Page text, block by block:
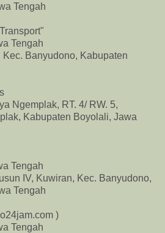
Tengah
Tengah
Banyudono, Kabupaten
Ngemplak, RT. 4/ RW. 5,
Kabupaten Boyolali, Jawa
Tengah
IV, Kuwiran, Kec. Banyudono,
Tengah
)
Tengah